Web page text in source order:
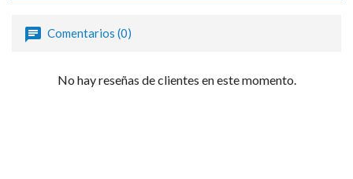
Comentarios (0)
No hay reseñas de clientes en este momento.